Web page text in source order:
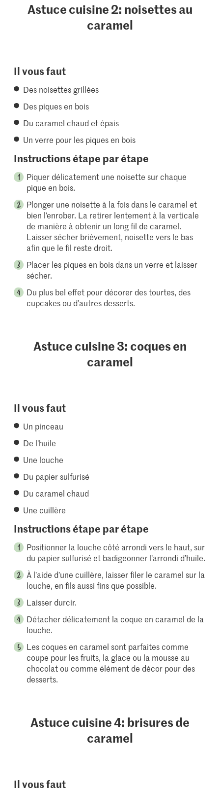
Astuce cuisine 2: noisettes au
caramel
Il vous faut
Des noisettes grillées
Des piques en bois
Du caramel chaud et épais
Un verre pour les piques en bois
Instructions étape par étape
Piquer délicatement une noisette sur chaque
pique en bois.
Plonger une noisette à la fois dans le caramel et
bien l’enrober. La retirer lentement à la verticale
de manière à obtenir un long fil de caramel.
Laisser sécher brièvement, noisette vers le bas
afin que le fil reste droit.
Placer les piques en bois dans un verre et laisser
sécher.
Du plus bel effet pour décorer des tourtes, des
cupcakes ou d’autres desserts.
Astuce cuisine 3: coques en
caramel
Il vous faut
Un pinceau
De l’huile
Une louche
Du papier sulfurisé
Du caramel chaud
Une cuillère
Instructions étape par étape
Positionner la louche côté arrondi vers le haut, sur
du papier sulfurisé et badigeonner l’arrondi d’huile.
À l’aide d’une cuillère, laisser filer le caramel sur la
louche, en fils aussi fins que possible.
Laisser durcir.
Détacher délicatement la coque en caramel de la
louche.
Les coques en caramel sont parfaites comme
coupe pour les fruits, la glace ou la mousse au
chocolat ou comme élément de décor pour des
desserts.
Astuce cuisine 4: brisures de
caramel
Il vous faut